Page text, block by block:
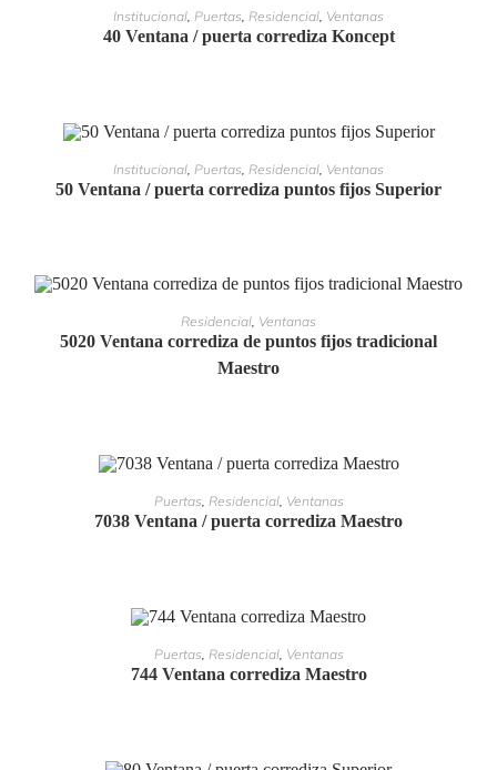
LEER MÁS
Institucional Puertas Residencial Ventanas
40 Ventana / puerta corrediza Koncept
LEER MÁS
Institucional Puertas Residencial Ventanas
50 Ventana / puerta corrediza puntos fijos Superior
LEER MÁS
Residencial, Ventanas
5020 Ventana corrediza de puntos fijos tradicional
Maestro
LEER MÁS
Puertas, Residencial, Ventanas
7038 Ventana / puerta corrediza Maestro
LEER MÁS
Puertas, Residencial, Ventanas
744 Ventana corrediza Maestro